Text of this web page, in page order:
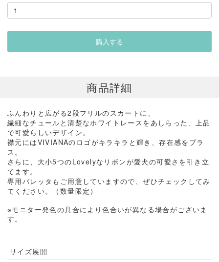
商品詳細
ふんわりと広がる2段フリルのスカートに、
繊細なチュールと清楚なホワイトレースをあしらった、
上品
で可愛らしいデザイン。
襟元にはVIVIANAのロゴがキラキラと輝き、存在感をプラ
ス。
さらに、大小5つのLovelyなリボンが愛犬の可愛さを引き立
てます。
専用バレッタもご用意していますので、ぜひチェックしてみ
てください。（数量限定）
※モニター発色の具合により色合いが異なる場合がございま
す。
サイズ展開